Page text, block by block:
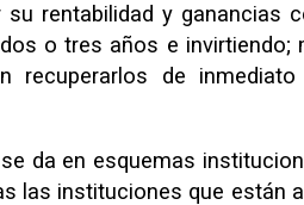
su rentabilidad y ganancias
o tres años e invirtiendo;
recuperarlos de
da en esquemas
las instituciones que están